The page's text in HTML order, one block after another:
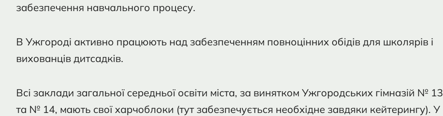
забезпечення навчального процесу.
В Ужгороді активно працюють над забезпеченням повноцінних обідів для школярів і
вихованців дитсадків.
Всі заклади загальної середньої освіти міста, за винятком Ужгородських гімназій № 13
та № 14, мають свої харчоблоки (тут забезпечується необхідне завдяки кейтерингу). У